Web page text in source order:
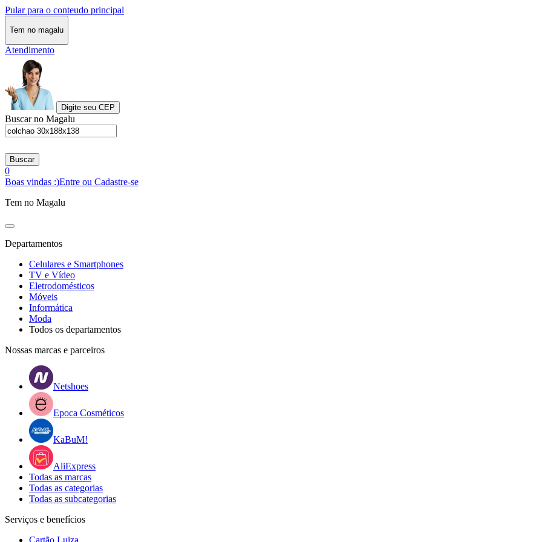
Pular para o conteudo principal
Tem no magalu
Atendimento
Digite seu CEP
Buscar no Magalu
Buscar
0
Boas vindas :)Entre ou Cadastre-se
Tem no Magalu
Departamentos
Celulares e Smartphones
TV e Vídeo
Eletrodomésticos
Móveis
Informática
Moda
Todos os departamentos
Nossas marcas e parceiros
Netshoes
Epoca Cosméticos
KaBuM!
AliExpress
Todas as marcas
Todas as categorias
Todas as subcategorias
Serviços e benefícios
Cartão Luiza